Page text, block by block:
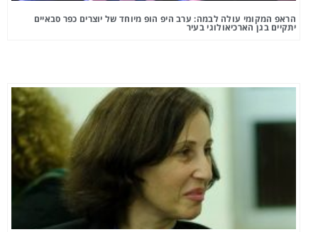
הראפ המקומי עולה לבמה: ערב היפ הופ מיוחד של יוצרים כפר סבאיים
יתקיים בגן הארכיאולוגי בעיר